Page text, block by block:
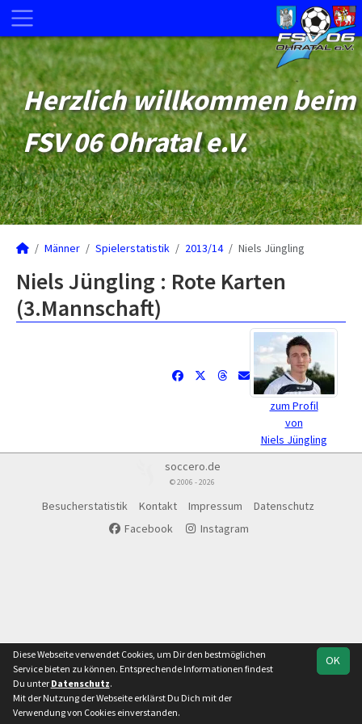
Herzlich willkommen beim
FSV 06 Ohratal e.V.
Männer Spielerstatistik 2013/14 Niels Jüngling
Niels Jüngling : Rote Karten
(3.Mannschaft)
zum Profil
von
Niels Jüngling
soccero.de
© 2006 - 2026
Besucherstatistik Kontakt Impressum
Datenschutz
Facebook
Instagram
OK
Diese Webseite verwendet Cookies, um Dir den bestmöglichen
Service bieten zu können. Entsprechende Informationen findest
Du unter Datenschutz.
Mit der Nutzung der Webseite erklärst Du Dich mit der
Verwendung von Cookies einverstanden.